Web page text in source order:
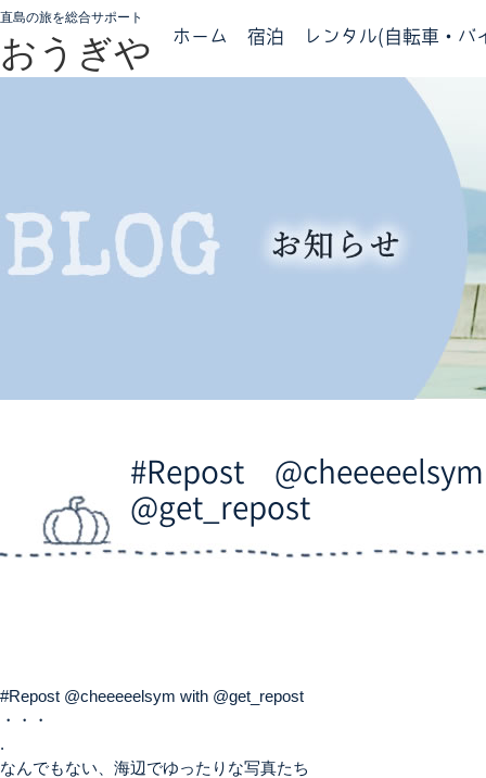
直島の旅を総合サポート
おうぎや ホーム 宿泊 レンタル(自転車・バ
#Repost
@get_repost
#Repost @cheeeeelsym with @get_repost
・・・
.
なんでもない、海辺でゆったりな写真たち